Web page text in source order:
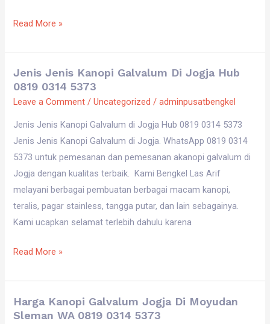
Read More »
Jenis Jenis Kanopi Galvalum Di Jogja Hub
0819 0314 5373
Leave a Comment /Uncategorized /adminpusatbengkel
Jenis Jenis Kanopi Galvalum di Jogja Hub 0819 0314 5373
Jenis Jenis Kanopi Galvalum di Jogja. WhatsApp 0819 0314
5373 untuk pemesanan dan pemesanan akanopi galvalum di
Jogja dengan kualitas terbaik. Kami Bengkel Las Arif
melayani berbagai pembuatan berbagai macam kanopi,
teralis, pagar stainless, tangga putar, dan lain sebagainya.
Kami ucapkan selamat terlebih dahulu karena
Jenis
Jenis
Kanopi
Galvalum
di
Jogja
Hub
0819
0314
5373
Read More »
Harga Kanopi Galvalum Jogja Di Moyudan
Sleman WA 0819 0314 5373
Harga
Kanopi